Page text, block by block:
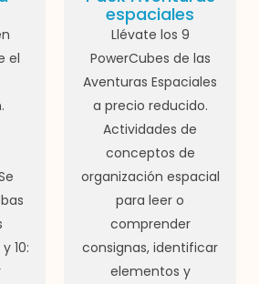
el
10:
espaciales
Llévate los 9
PowerCubes de las
Aventuras Espaciales
a precio reducido.
Actividades de
conceptos de
organización espacial
para leer o
comprender
consignas, identificar
elementos y